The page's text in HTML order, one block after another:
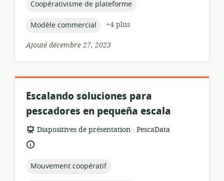
publication:
topic:
Coopérativisme de plateforme
topic:
Modèle commercial
+4 plus
Ajouté décembre 27, 2023
Escalando soluciones para
pescadores en pequeña escala
Format
Diapositives de présentation .
éditeur:
PescaData
langue:
topic:
Mouvement coopératif